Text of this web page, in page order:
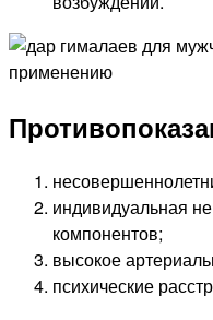
индивидуальная
компонентов;
высокое
психические